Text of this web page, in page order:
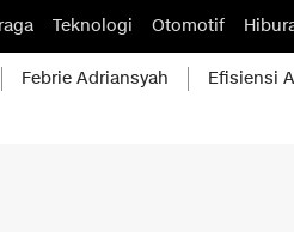
Teknologi Otomotif
Febrie Adriansyah Efisiensi